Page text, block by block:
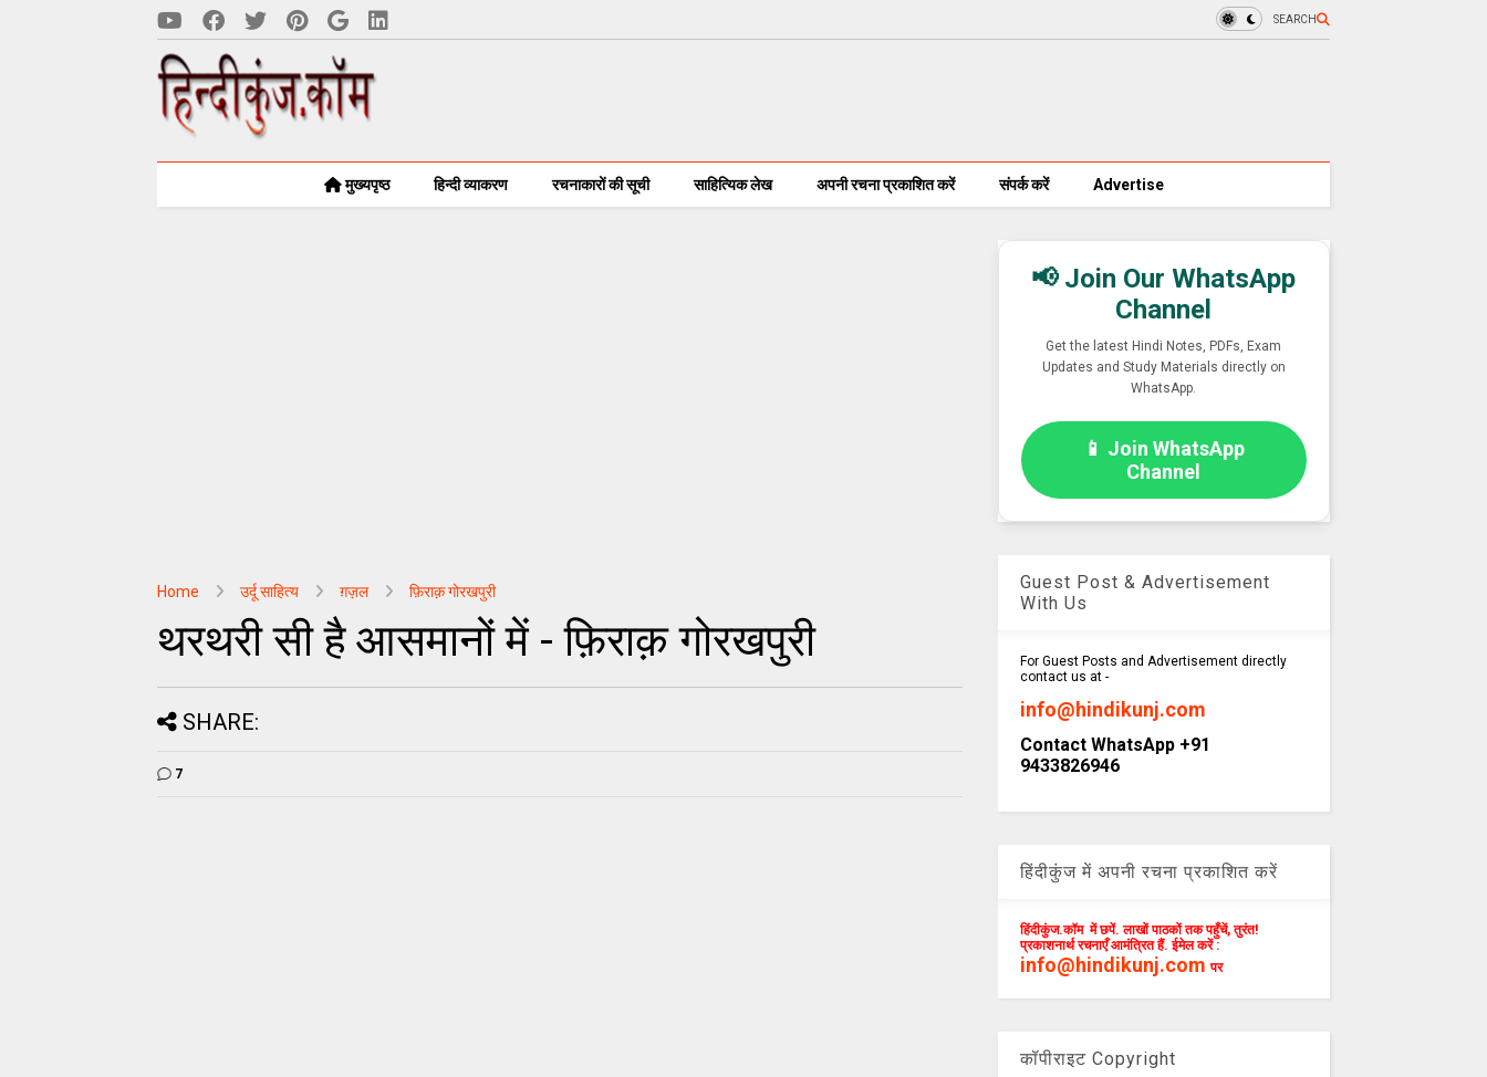
SEARCH
मुख्यपृष्ठ हिन्दी व्याकरण रचनाकारों की सूची साहित्यिक लेख अपनी रचना प्रकाशित करें संपर्क करें Advertise
Home उर्दू साहित्‍य ग़ज़ल फ़िराक़ गोरखपुरी
थरथरी सी है आसमानों में - फ़िराक़ गोरखपुरी
SHARE:
7
📢 Join Our WhatsApp
Channel
Get the latest Hindi Notes, PDFs, Exam
Updates and Study Materials directly on
WhatsApp.
📱 Join WhatsApp
Channel
Guest Post & Advertisement
With Us
For Guest Posts and Advertisement directly
contact us at -
info@hindikunj.com
Contact WhatsApp +91
9433826946
हिंदीकुंज में अपनी रचना प्रकाशित करें
हिंदीकुंज.कॉम में छपें. लाखों पाठकों तक पहुँचें, तुरंत!
प्रकाशनार्थ रचनाएँ आमंत्रित हैं. ईमेल करें :
info@hindikunj.com पर
कॉपीराइट Copyright